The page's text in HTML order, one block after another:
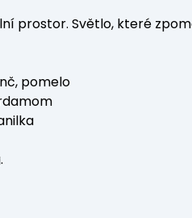
prostor. Světlo, které
pomelo